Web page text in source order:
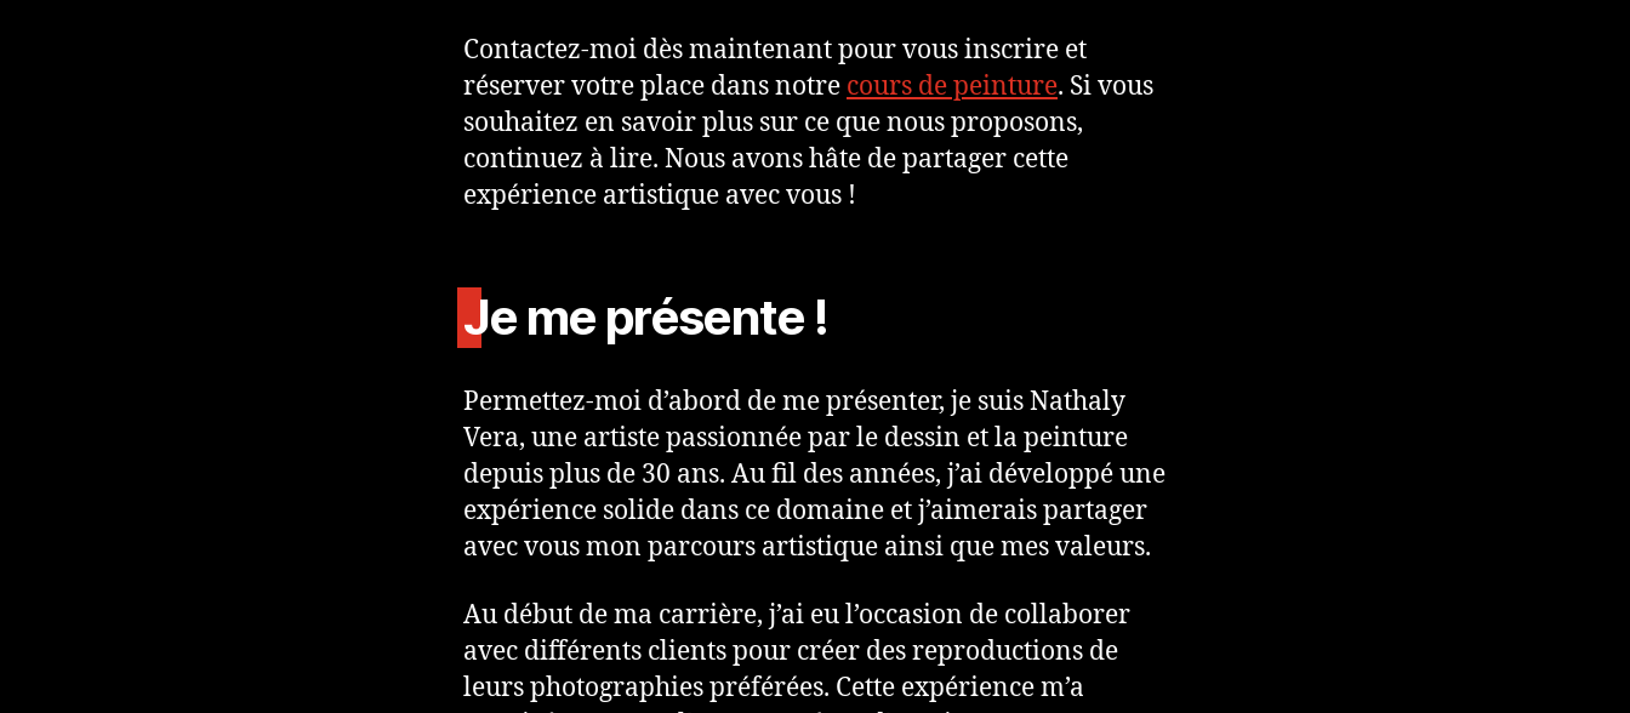
Contactez-moi dès maintenant pour vous inscrire et
réserver votre place dans notre cours de peinture. Si vous
souhaitez en savoir plus sur ce que nous proposons,
continuez à lire. Nous avons hâte de partager cette
expérience artistique avec vous !
Je me présente !
Permettez-moi d’abord de me présenter, je suis Nathaly
Vera, une artiste passionnée par le dessin et la peinture
depuis plus de 30 ans. Au fil des années, j’ai développé une
expérience solide dans ce domaine et j’aimerais partager
avec vous mon parcours artistique ainsi que mes valeurs.
Au début de ma carrière, j’ai eu l’occasion de collaborer
avec différents clients pour créer des reproductions de
leurs photographies préférées. Cette expérience m’a